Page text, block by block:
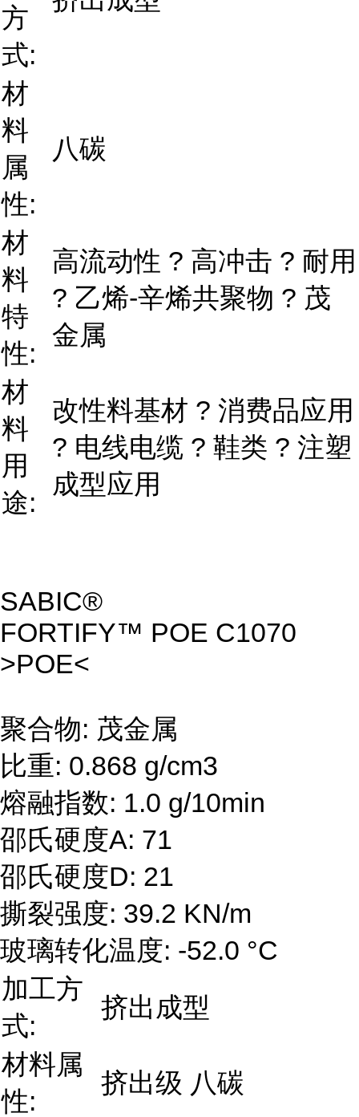
方
式:
材
料
属
性:
八碳
材
料
特
性:
高流动性 ? 高冲击 ? 耐用
? 乙烯-辛烯共聚物 ? 茂
金属
材
料
用
途:
改性料基材 ? 消费品应用
? 电线电缆 ? 鞋类 ? 注塑
成型应用
SABIC®
FORTIFY™ POE C1070
>POE<
聚合物: 茂金属
比重: 0.868 g/cm3
熔融指数: 1.0 g/10min
邵氏硬度A: 71
邵氏硬度D: 21
撕裂强度: 39.2 KN/m
玻璃转化温度: -52.0 °C
加工方
式:
挤出成型
材料属
性:
挤出级 八碳